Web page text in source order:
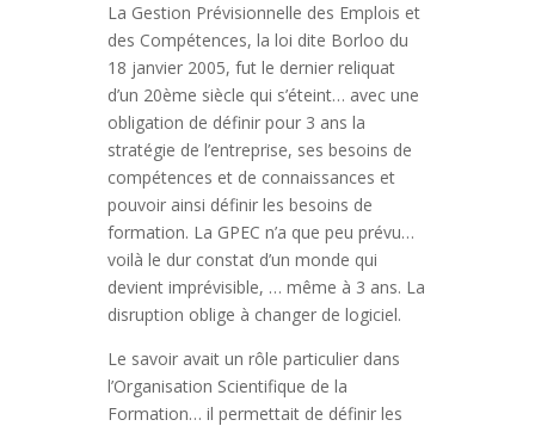
La Gestion Prévisionnelle des Emplois et
des Compétences, la loi dite Borloo du
18 janvier 2005, fut le dernier reliquat
d’un 20ème siècle qui s’éteint… avec une
obligation de définir pour 3 ans la
stratégie de l’entreprise, ses besoins de
compétences et de connaissances et
pouvoir ainsi définir les besoins de
formation. La GPEC n’a que peu prévu…
voilà le dur constat d’un monde qui
devient imprévisible, … même à 3 ans. La
disruption oblige à changer de logiciel.
Le savoir avait un rôle particulier dans
l’Organisation Scientifique de la
Formation… il permettait de définir les